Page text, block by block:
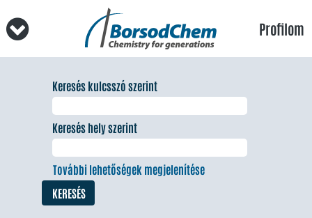
Profilom
Keresés kulcsszó szerint
Keresés hely szerint
További lehetőségek megjelenítése